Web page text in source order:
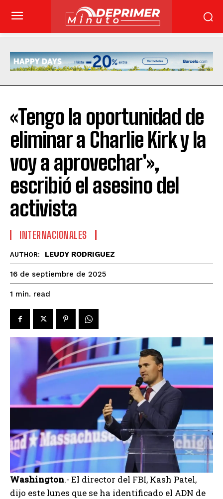
«Tengo la oportunidad de
eliminar a Charlie Kirk y la
voy a aprovechar'»,
escribió el asesino del
activista
INTERNACIONALES
AUTHOR: LEUDY RODRIGUEZ
16 de septiembre de 2025
1 min. read
Washington.- El director del FBI, Kash Patel,
dijo este lunes que se ha identificado el ADN de